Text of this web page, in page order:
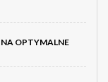
OPTYMALNE